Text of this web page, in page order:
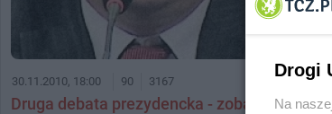
30.11.2010, 18:00 90 3167
Druga debata prezydencka - zobacz relację
Drogi
Na